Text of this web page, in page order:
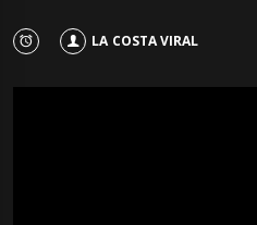
LA COSTA VIRAL